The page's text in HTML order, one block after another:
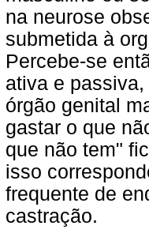
na neurose
submetida à
Percebe-se
ativa e
órgão genital
gastar o que
que não tem"
isso
frequente de
castração.